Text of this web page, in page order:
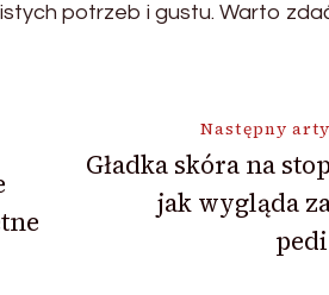
potrzeb i gustu. Warto
Następny
Gładka skóra na
jak wygląda